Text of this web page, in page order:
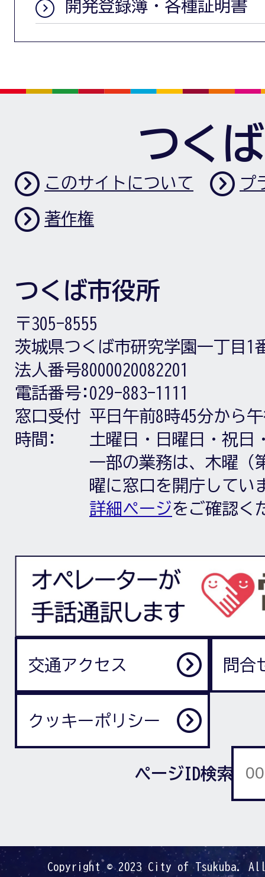
開発登録簿・各種証明書
つく
このサイトについて プ
著作権
つくば市役所
〒305-8555
茨城県つくば市研究学園一丁目1
法人番号8000020082201
電話番号: 029-883-1111
窓口受付
時間:
平日午前8時45分から
土曜日・日曜日・祝日
一部の業務は、木曜（
曜に窓口を開庁してい
詳細ページをご確認く
交通アクセス 問合
クッキーポリシー
ページID検索
Copyright © 2023 City of Tsukuba.